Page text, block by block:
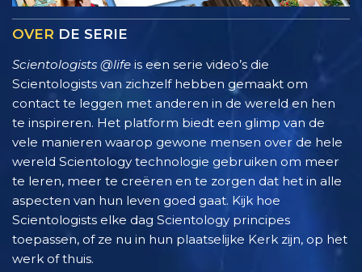
OVER DE SERIE
Scientologists @life is een serie video’s die
Scientologists van zichzelf hebben gemaakt om
contact te leggen met anderen in de wereld en hen
te inspireren. Het platform biedt een glimp van de
vele manieren waarop gewone mensen over de hele
wereld Scientology technologie gebruiken om meer
te leren, meer te creëren en te zorgen dat het in alle
aspecten van hun leven goed gaat. Kijk hoe
Scientologists elke dag Scientology principes
toepassen, of ze nu in hun plaatselijke Kerk zijn, op het
werk of thuis.